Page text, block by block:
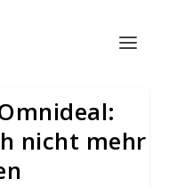
nicht mehr